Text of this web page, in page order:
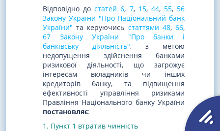
Відповідно достатей 6, 7, 15, 44, 55, 56
Закону України "Про Національний банк
України" та керуючись статтями 48,66,
67 Закону України "Про банки і
банківську діяльність", з метою
недопущення здійснення банками
ризикової діяльності, що загрожує
інтересам вкладників чи інших
кредиторів банку, та підвищення
ефективності управління ризиками
Правління Національного банку України
постановляє:
1. Пункт 1 втратив чинність